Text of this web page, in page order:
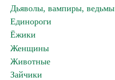
Дьяволы, вампиры, ведьмы
Единороги
Ёжики
Женщины
Животные
Зайчики